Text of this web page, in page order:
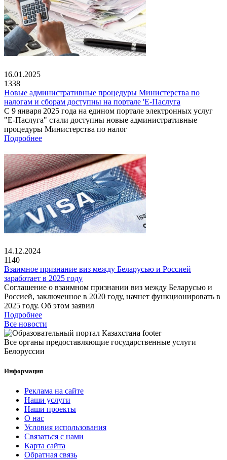
16.01.2025
1338
Новые административные процедуры Министерства по
налогам и сборам доступны на портале 'Е-Паслуга
С 9 января 2025 года на едином портале электронных услуг
"Е-Паслуга" стали доступны новые административные
процедуры Министерства по налог
Подробнее
14.12.2024
1140
Взаимное признание виз между Беларусью и Россией
заработает в 2025 году
Соглашение о взаимном признании виз между Беларусью и
Россией, заключенное в 2020 году, начнет функционировать в
2025 году. Об этом заявил
Подробнее
Все новости
Все органы предоставляющие государственные услуги
Белоруссии
Информация
Реклама на сайте
Наши услуги
Наши проекты
О нас
Условия использования
Связаться с нами
Карта сайта
Обратная связь